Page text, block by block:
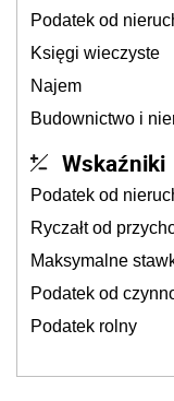
Podatek od
Księgi wieczyste
Najem
Budownictwo i
Wskaźniki
Podatek od
Ryczałt od
Maksymalne
Podatek od
Podatek rolny